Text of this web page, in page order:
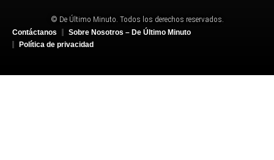
© De Último Minuto. Todos los derechos reservados.
Contáctanos
Sobre Nosotros – De Último Minuto
Política de privacidad